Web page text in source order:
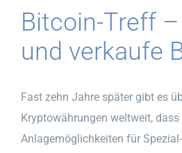
Bitcoin-Treff
und verkaufe
Fast zehn Jahre später gibt es
Kryptowährungen weltweit,
Anlagemöglichkeiten für